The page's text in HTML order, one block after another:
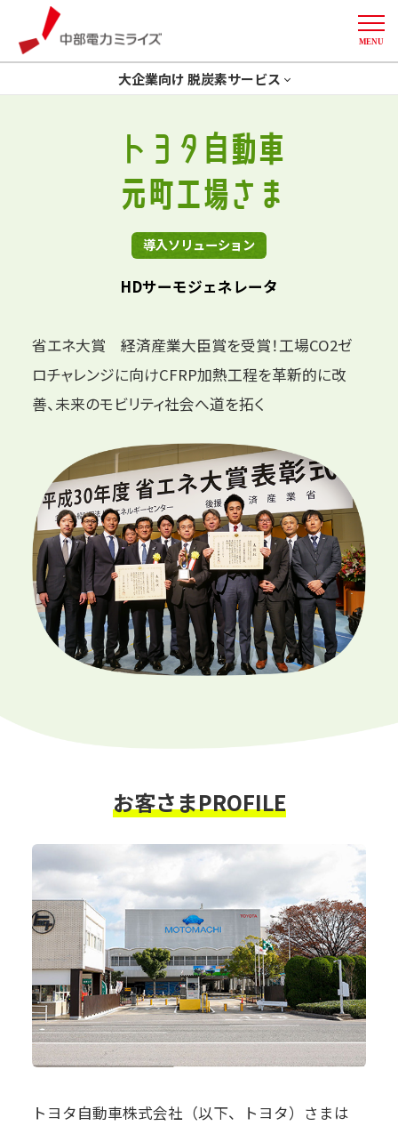
中部電力ミライズ
MENU
大企業向け 脱炭素サービス
GXコンサルティング
開発一体型ソリューション
創エネ
More
削減計画策定
デマンドレスポンス
トヨタ自動車
元町工場さま
導入ソリューション
HDサーモジェネレータ
省エネ大賞 経済産業大臣賞を受賞！工場CO2ゼ
ロチャレンジに向けCFRP加熱工程を革新的に改
善、未来のモビリティ社会へ道を拓く
お客さまPROFILE
トヨタ自動車株式会社（以下、トヨタ）さまは